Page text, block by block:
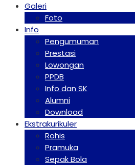
Galeri
Foto
Info
Pengumuman
Prestasi
Lowongan
PPDB
Info dan SK
Alumni
Download
Ekstrakurikuler
Rohis
Pramuka
Sepak Bola